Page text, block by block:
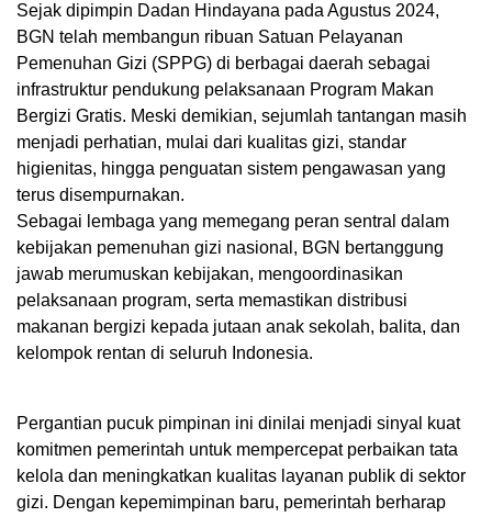
Sejak dipimpin Dadan Hindayana pada Agustus 2024,
BGN telah membangun ribuan Satuan Pelayanan
Pemenuhan Gizi (SPPG) di berbagai daerah sebagai
infrastruktur pendukung pelaksanaan Program Makan
Bergizi Gratis. Meski demikian, sejumlah tantangan masih
menjadi perhatian, mulai dari kualitas gizi, standar
higienitas, hingga penguatan sistem pengawasan yang
terus disempurnakan.
Sebagai lembaga yang memegang peran sentral dalam
kebijakan pemenuhan gizi nasional, BGN bertanggung
jawab merumuskan kebijakan, mengoordinasikan
pelaksanaan program, serta memastikan distribusi
makanan bergizi kepada jutaan anak sekolah, balita, dan
kelompok rentan di seluruh Indonesia.
Pergantian pucuk pimpinan ini dinilai menjadi sinyal kuat
komitmen pemerintah untuk mempercepat perbaikan tata
kelola dan meningkatkan kualitas layanan publik di sektor
gizi. Dengan kepemimpinan baru, pemerintah berharap